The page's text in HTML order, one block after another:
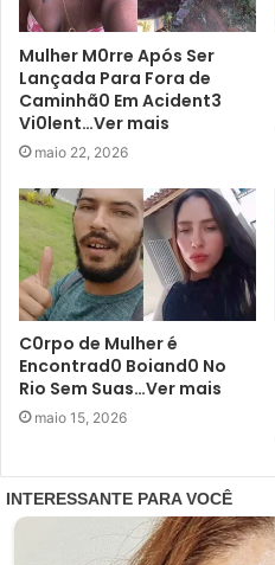
Mulher M0rre Após Ser
Lançada Para Fora de
Caminhã0 Em Acident3
Vi0lent…Ver mais
maio 22, 2026
C0rpo de Mulher é
Encontrad0 Boiand0 No
Rio Sem Suas…Ver mais
maio 15, 2026